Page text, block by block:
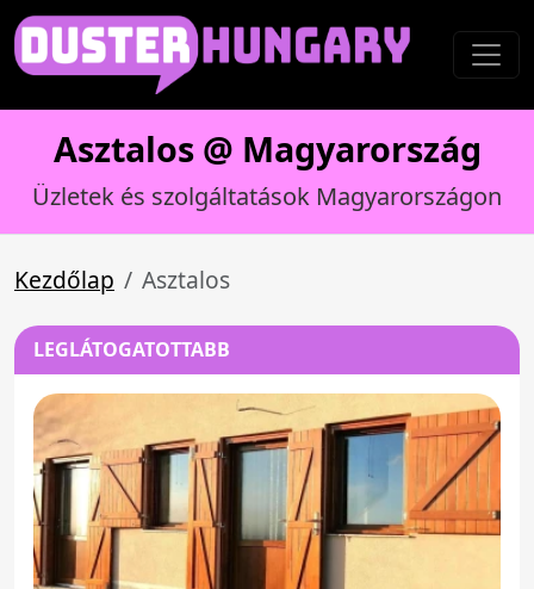
Asztalos @ Magyarország
Üzletek és szolgáltatások Magyarországon
Kezdőlap Asztalos
LEGLÁTOGATOTTABB